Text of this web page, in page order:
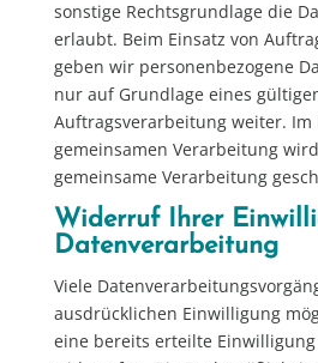
sonstige Rechtsgrundlage die
erlaubt. Beim Einsatz von
geben wir personenbezogene
nur auf Grundlage eines
Auftragsverarbeitung weiter. Im
gemeinsamen Verarbeitung
gemeinsame Verarbeitung
Widerruf Ihrer
Datenverarbeitung
Viele
ausdrücklichen Einwilligung
eine bereits erteilte